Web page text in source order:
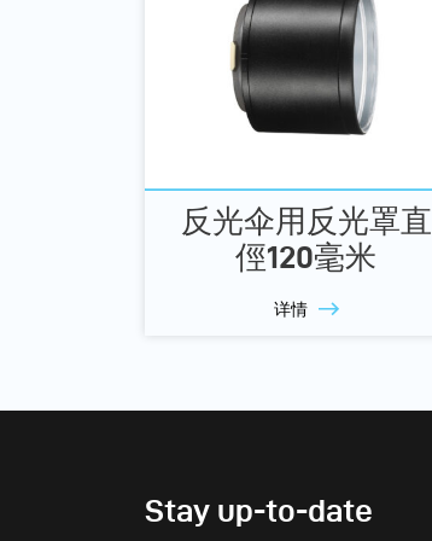
反光伞用反光罩直
俓120毫米
详情
Stay up-to-date